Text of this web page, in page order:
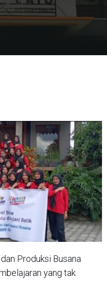
Produksi Busana
yang tak